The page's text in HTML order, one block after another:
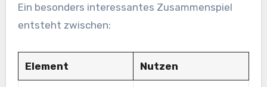
Ein besonders interessantes Zusammenspiel
entsteht zwischen:
Element Nutzen